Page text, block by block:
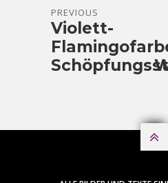
PREVIOUS
Violett-
